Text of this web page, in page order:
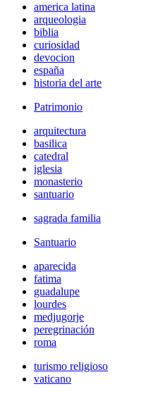
america latina
arqueologia
biblia
curiosidad
devocion
españa
historia del arte
Patrimonio
arquitectura
basilica
catedral
iglesia
monasterio
santuario
sagrada familia
Santuario
aparecida
fatima
guadalupe
lourdes
medjugorje
peregrinación
roma
turismo religioso
vaticano